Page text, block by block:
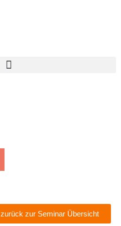
zurück zur Seminar Übersicht